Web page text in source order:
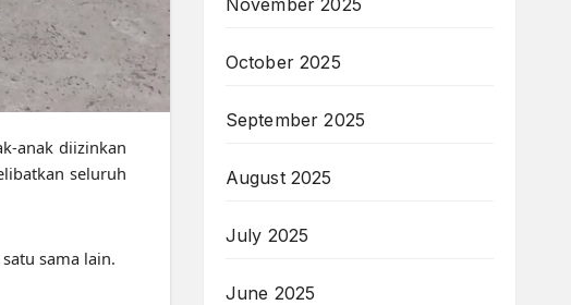
anak diizinkan
seluruh
sama lain.
October 2025
September 2025
August 2025
July 2025
June 2025